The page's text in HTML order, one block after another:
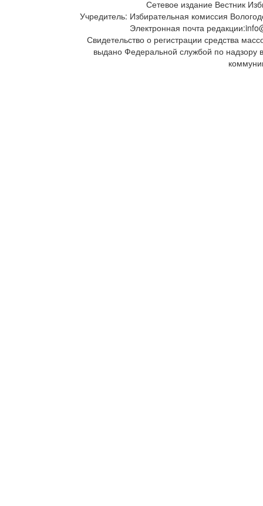
Сетевое издание Вестник
Учредитель: Избирательная комиссия
Электронная почта
Свидетельство о регистрации средства
выдано Федеральной службой по